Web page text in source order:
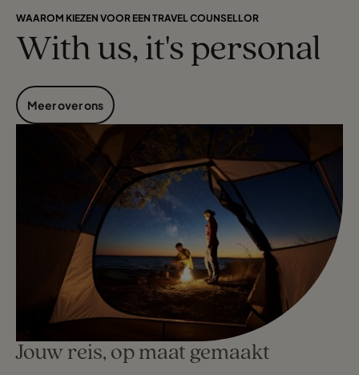
WAAROM KIEZEN VOOR EEN TRAVEL COUNSELLOR
With us, it's personal
Meer over ons
Jouw reis, op maat gemaakt